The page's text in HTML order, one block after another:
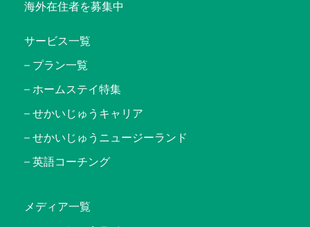
海外在住者を募集中
サービス一覧
プラン一覧
ホームステイ特集
せかいじゅうキャリア
せかいじゅうニュージーランド
英語コーチング
メディア一覧